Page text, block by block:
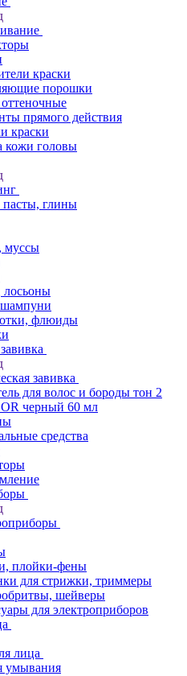
краски
порошки
прямого действия
краски
кожи головы
глины
муссы
лосьоны
флюиды
завивка
для волос и бороды тон 2
черный 60 мл
средства
плойки-фены
для стрижки, триммеры
шейверы
для электроприборов
лица
умывания